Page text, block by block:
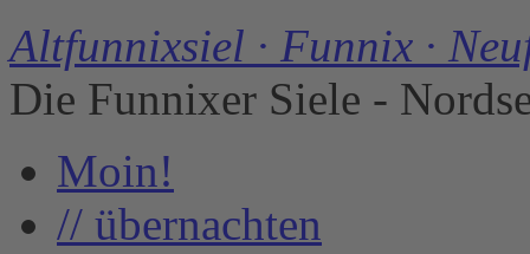
Altfunnixsiel · Funnix ·
Die Funnixer Siele -
Moin!
// übernachten